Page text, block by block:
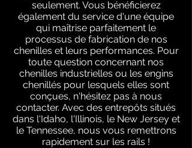
seulement. Vous bénéficierez
également du service d'une équipe
qui maîtrise parfaitement le
processus de fabrication de nos
chenilles et leurs performances. Pour
toute question concernant nos
chenilles industrielles ou les engins
chenillés pour lesquels elles sont
conçues, n'hésitez pas à nous
contacter. Avec des entrepôts situés
dans l'Idaho, l'Illinois, le New Jersey et
le Tennessee, nous vous remettrons
rapidement sur les rails !